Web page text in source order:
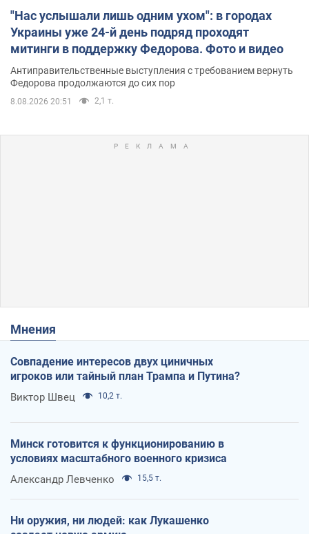
"Нас услышали лишь одним ухом": в городах
Украины уже 24-й день подряд проходят
митинги в поддержку Федорова. Фото и видео
Антиправительственные выступления с требованием вернуть
Федорова продолжаются до сих пор
8.08.2026 20:51 2,1 т.
Мнения
Совпадение интересов двух циничных
игроков или тайный план Трампа и Путина?
Виктор Швец 10,2 т.
Минск готовится к функционированию в
условиях масштабного военного кризиса
Александр Левченко 15,5 т.
Ни оружия, ни людей: как Лукашенко